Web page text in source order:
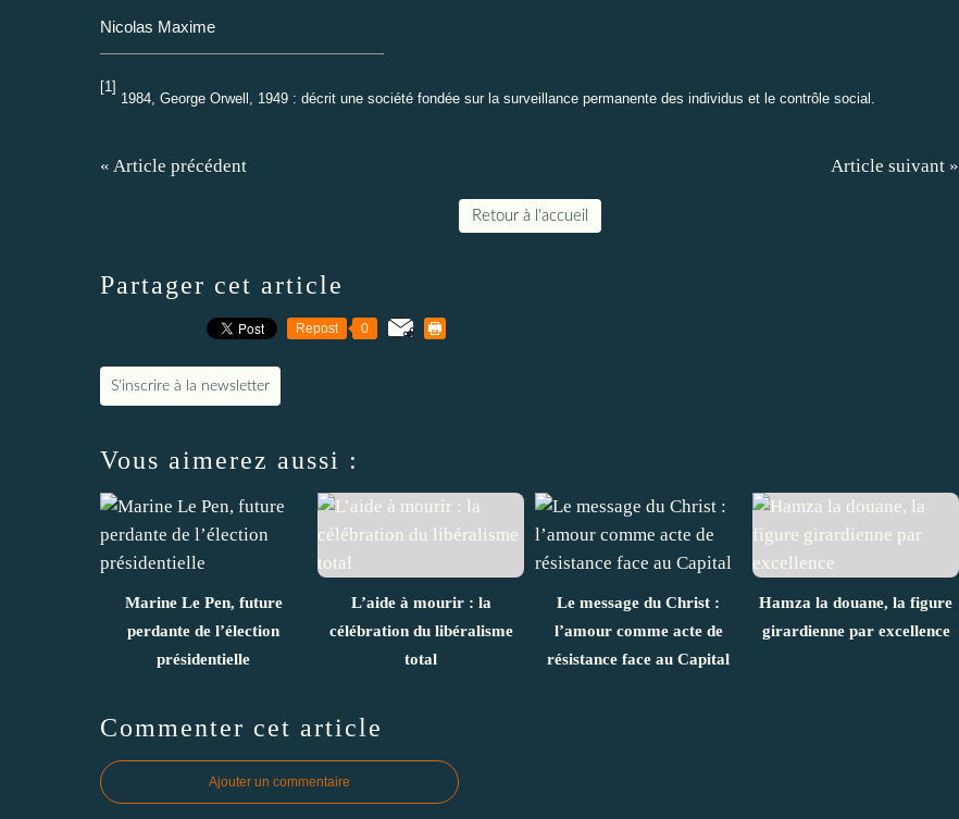
Nicolas Maxime
[1]
1984, George Orwell, 1949 : décrit une société fondée sur la surveillance permanente des individus et le contrôle social.
« Article précédent Article suivant »
Retour à l'accueil
Partager cet article
Repost 0
S'inscrire à la newsletter
Vous aimerez aussi :
Marine Le Pen, future
perdante de l’élection
présidentielle
L’aide à mourir : la
célébration du libéralisme
total
Le message du Christ :
l’amour comme acte de
résistance face au Capital
Hamza la douane, la figure
girardienne par excellence
Commenter cet article
Ajouter un commentaire